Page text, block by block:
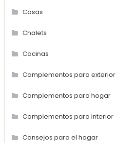
Casas
Chalets
Cocinas
Complementos para exterior
Complementos para hogar
Complementos para interior
Consejos para el hogar